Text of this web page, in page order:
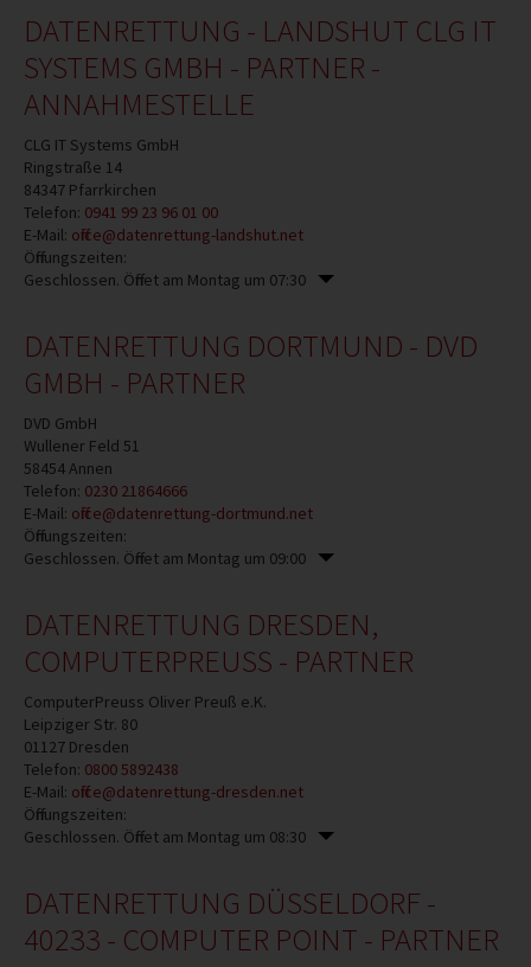
DATENRETTUNG - LANDSHUT CLG IT
SYSTEMS GMBH - PARTNER -
ANNAHMESTELLE
CLG IT Systems GmbH
Ringstraße 14
84347 Pfarrkirchen
Telefon: 0941 99 23 96 01 00
E-Mail: office@datenrettung-landshut.net
Öffnungszeiten:
Geschlossen. Öffnet am Montag um 07:30
DATENRETTUNG DORTMUND - DVD
GMBH - PARTNER
DVD GmbH
Wullener Feld 51
58454 Annen
Telefon: 0230 21864666
E-Mail: office@datenrettung-dortmund.net
Öffnungszeiten:
Geschlossen. Öffnet am Montag um 09:00
DATENRETTUNG DRESDEN,
COMPUTERPREUSS - PARTNER
ComputerPreuss Oliver Preuß e.K.
Leipziger Str. 80
01127 Dresden
Telefon: 0800 5892438
E-Mail: office@datenrettung-dresden.net
Öffnungszeiten:
Geschlossen. Öffnet am Montag um 08:30
DATENRETTUNG DÜSSELDORF -
40233 - COMPUTER POINT - PARTNER